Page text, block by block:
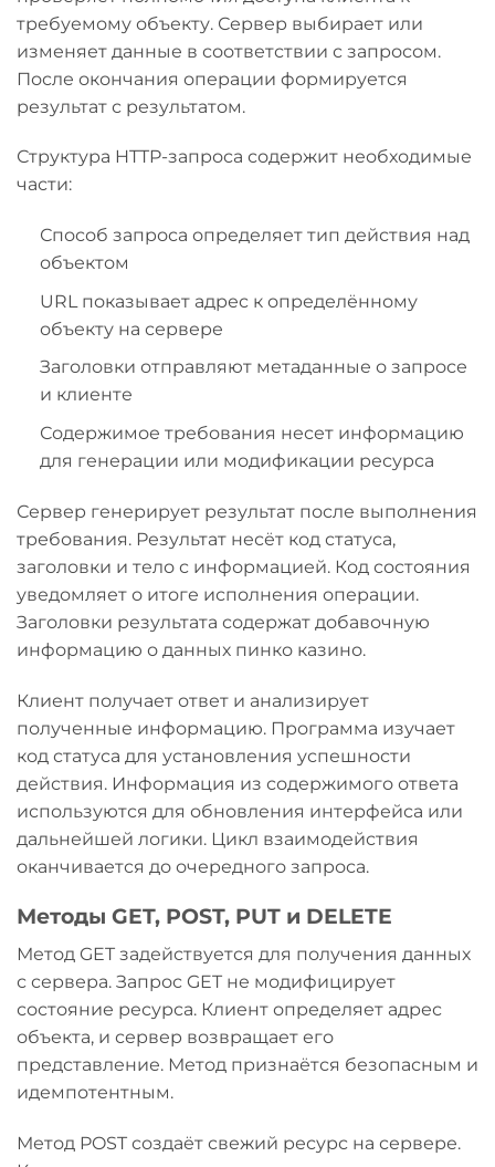
требуемому объекту. Сервер выбирает или
изменяет данные в соответствии с запросом.
После окончания операции формируется
результат с результатом.
Структура HTTP-запроса содержит необходимые
части:
Способ запроса определяет тип действия над
объектом
URL показывает адрес к определённому
объекту на сервере
Заголовки отправляют метаданные о запросе
и клиенте
Содержимое требования несет информацию
для генерации или модификации ресурса
Сервер генерирует результат после выполнения
требования. Результат несёт код статуса,
заголовки и тело с информацией. Код состояния
уведомляет о итоге исполнения операции.
Заголовки результата содержат добавочную
информацию о данных пинко казино.
Клиент получает ответ и анализирует
полученные информацию. Программа изучает
код статуса для установления успешности
действия. Информация из содержимого ответа
используются для обновления интерфейса или
дальнейшей логики. Цикл взаимодействия
оканчивается до очередного запроса.
Методы GET, POST, PUT и DELETE
Метод GET задействуется для получения данных
с сервера. Запрос GET не модифицирует
состояние ресурса. Клиент определяет адрес
объекта, и сервер возвращает его
представление. Метод признаётся безопасным и
идемпотентным.
Метод POST создаёт свежий ресурс на сервере.